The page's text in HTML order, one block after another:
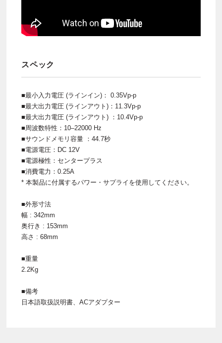
スペック
■最小入力電圧 (ラインイン)： 0.35Vp-p
■最大出力電圧 (ラインアウト)：11.3Vp-p
■最大出力電圧 (ラインアウト) ：10.4Vp-p
■周波数特性：10–22000 Hz
■サウンドメモリ容量 ：44.7秒
■電源電圧：DC 12V
■電源極性：センタープラス
■消費電力：0.25А
* 本製品に付属するパワー・サプライを使用してください。
■外形寸法
幅 : 342mm
奥行き : 153mm
高さ : 68mm
■重量
2.2Kg
■備考
日本語取扱説明書、ACアダプター